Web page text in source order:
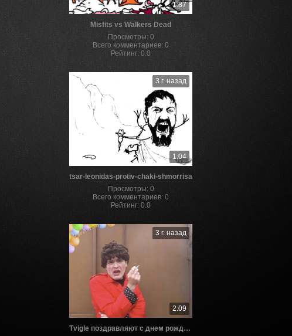
1:87
Misfits vs Walkers Dead
Просмотры: 0
Всего комментариев: 0
Рейтинг: 0.0
3 г. назад
1:04
tsar-leonidas-protiv-chaki-shmorrisa
Просмотры: 0
Всего комментариев: 0
Рейтинг: 0.0
3 г. назад
2:09
Tvigle поздравляют с днем рождения!